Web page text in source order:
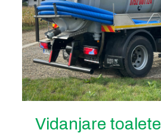
Vidanjare toalete